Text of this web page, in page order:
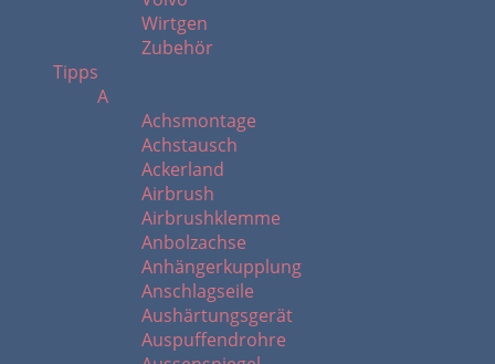
Wirtgen
Zubehör
Tipps
A
Achsmontage
Achstausch
Ackerland
Airbrush
Airbrushklemme
Anbolzachse
Anhängerkupplung
Anschlagseile
Aushärtungsgerät
Auspuffendrohre